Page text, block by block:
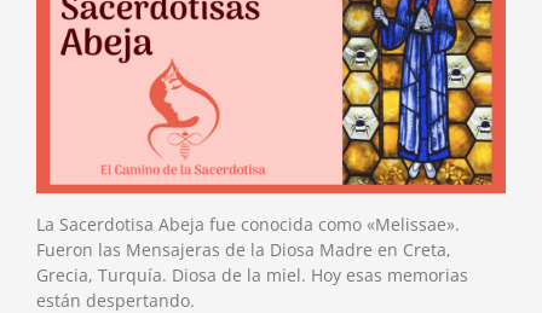
La Sacerdotisa Abeja fue conocida como «Melissae».
Fueron las Mensajeras de la Diosa Madre en Creta,
Grecia, Turquía. Diosa de la miel. Hoy esas memorias
están despertando.